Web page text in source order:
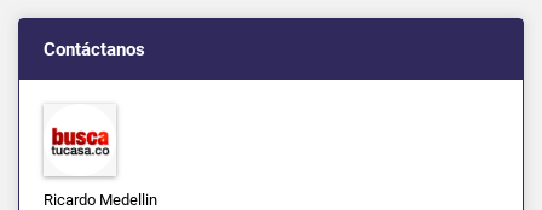
Contáctanos
Ricardo Medellin